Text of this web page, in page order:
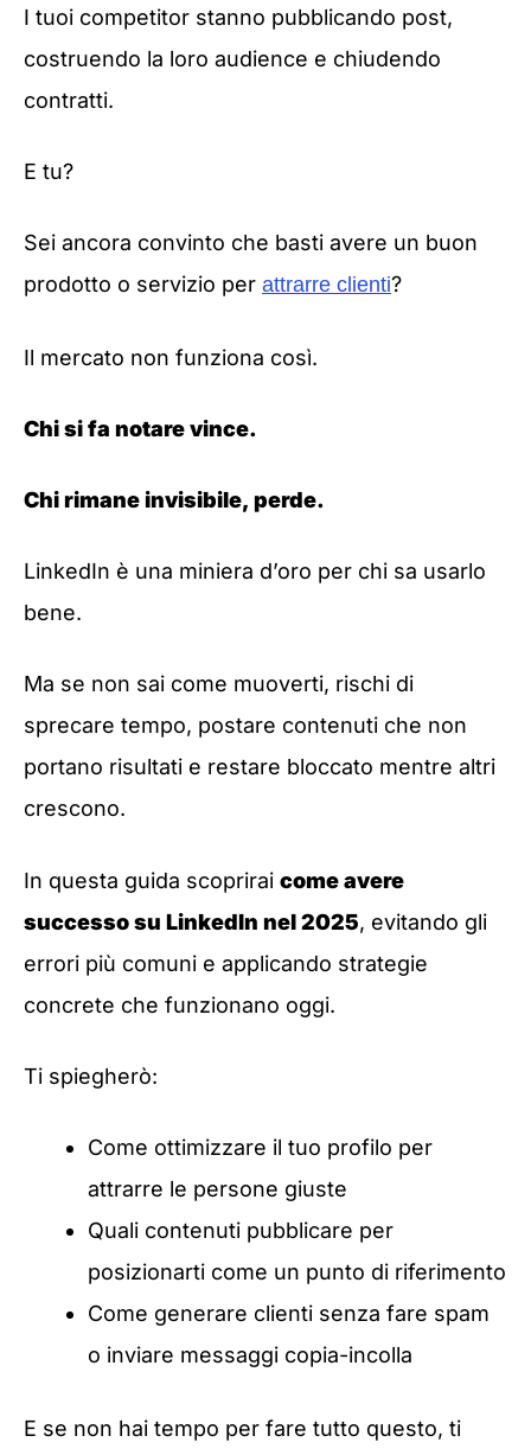
I tuoi competitor stanno pubblicando post,
costruendo la loro audience e chiudendo
contratti.
E tu?
Sei ancora convinto che basti avere un buon
prodotto o servizio per attrarre clienti?
Il mercato non funziona così.
Chi si fa notare vince.
Chi rimane invisibile, perde.
LinkedIn è una miniera d’oro per chi sa usarlo
bene.
Ma se non sai come muoverti, rischi di
sprecare tempo, postare contenuti che non
portano risultati e restare bloccato mentre altri
crescono.
In questa guida scoprirai come avere
successo su LinkedIn nel 2025, evitando gli
errori più comuni e applicando strategie
concrete che funzionano oggi.
Ti spiegherò:
Come ottimizzare il tuo profilo per
attrarre le persone giuste
Quali contenuti pubblicare per
posizionarti come un punto di riferimento
Come generare clienti senza fare spam
o inviare messaggi copia-incolla
E se non hai tempo per fare tutto questo, ti